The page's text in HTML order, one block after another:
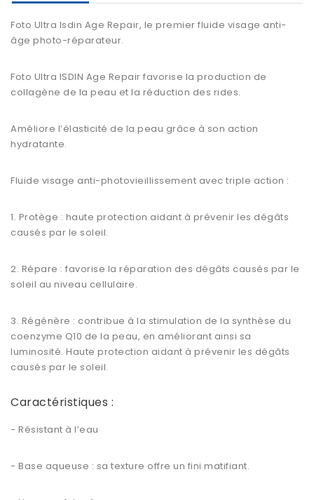
Foto Ultra Isdin Age Repair, le premier fluide visage anti-
âge photo-réparateur.
Foto Ultra ISDIN Age Repair favorise la production de
collagène de la peau et la réduction des rides.
Améliore l’élasticité de la peau grâce à son action
hydratante.
Fluide visage anti-photovieillissement avec triple action :
1. Protège : haute protection aidant à prévenir les dégâts
causés par le soleil.
2. Répare : favorise la réparation des dégâts causés par le
soleil au niveau cellulaire.
3. Régénère : contribue à la stimulation de la synthèse du
coenzyme Q10 de la peau, en améliorant ainsi sa
luminosité. Haute protection aidant à prévenir les dégâts
causés par le soleil.
Caractéristiques :
- Résistant à l’eau
- Base aqueuse : sa texture offre un fini matifiant.